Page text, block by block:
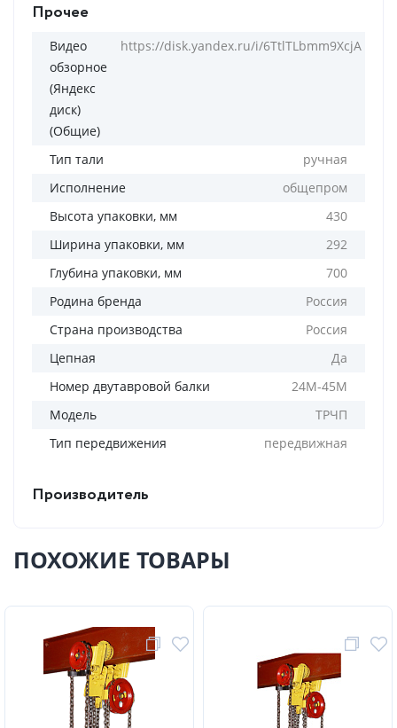
Прочее
Видео
обзорное
(Яндекс
диск)
(Общие)
https://disk.yandex.ru/i/6TtlTLbmm9XcjA
Тип тали
ручная
Исполнение
общепром
Высота упаковки, мм
430
Ширина упаковки, мм
292
Глубина упаковки, мм
700
Родина бренда
Россия
Страна производства
Россия
Цепная
Да
Номер двутавровой балки
24M-45M
Модель
ТРЧП
Тип передвижения
передвижная
Производитель
ПОХОЖИЕ ТОВАРЫ